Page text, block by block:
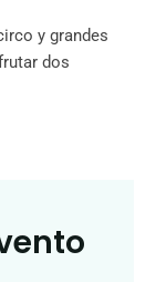
y grandes
dos